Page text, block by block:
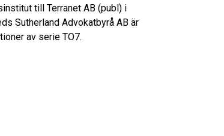
till Terranet AB (publ) i
Sutherland Advokatbyrå AB är
av serie TO7.